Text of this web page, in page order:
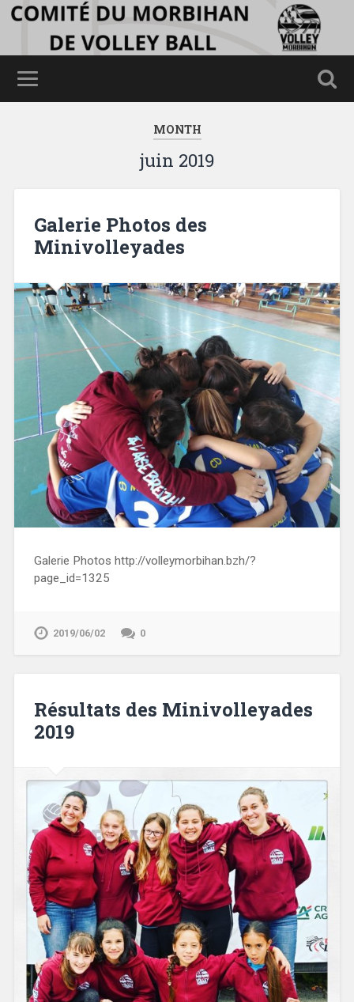
MONTH
juin 2019
Galerie Photos des
Minivolleyades
Galerie Photos http://volleymorbihan.bzh/?
page_id=1325
2019/06/02 0
Résultats des Minivolleyades
2019